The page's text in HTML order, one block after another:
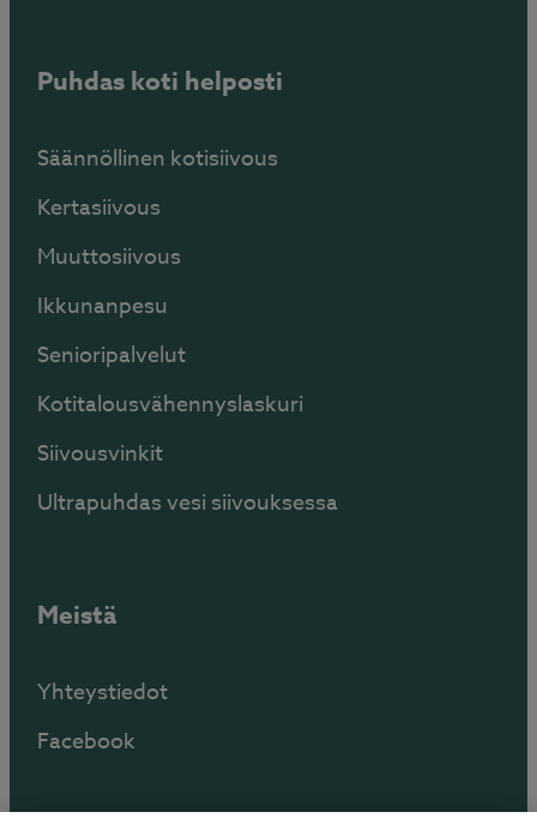
Puhdas koti helposti
Säännöllinen kotisiivous
Kertasiivous
Muuttosiivous
Ikkunanpesu
Senioripalvelut
Kotitalousvähennyslaskuri
Siivousvinkit
Ultrapuhdas vesi siivouksessa
Meistä
Yhteystiedot
Facebook